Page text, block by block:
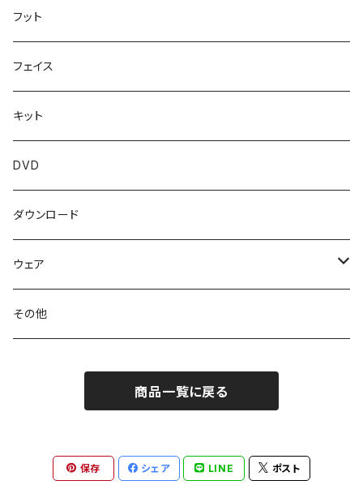
フット
フェイス
キット
DVD
ダウンロード
ウェア
トップス
その他
商品一覧に戻る
保存 シェア LINE ポスト